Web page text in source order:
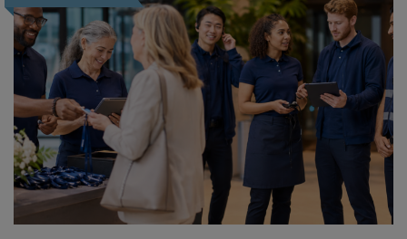
Loading...